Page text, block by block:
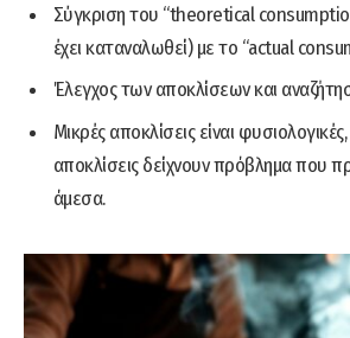
Σύγκριση του “theoretical
έχει καταναλωθεί) με το “actual
Έλεγχος των αποκλίσεων και
Μικρές αποκλίσεις είναι
αποκλίσεις δείχνουν πρόβλημα που
άμεσα.